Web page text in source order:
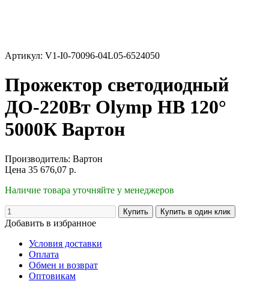
Артикул: V1-I0-70096-04L05-6524050
Прожектор светодиодный
ДО-220Вт Olymp HB 120°
5000К Вартон
Производитель: Вартон
Цена 35 676,07 р.
Наличие товара уточняйте у менеджеров
Добавить в избранное
Условия доставки
Оплата
Обмен и возврат
Оптовикам